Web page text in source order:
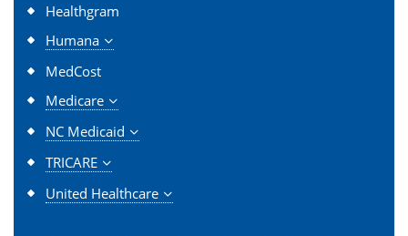
Healthgram
Humana
MedCost
Medicare
NC Medicaid
TRICARE
United Healthcare